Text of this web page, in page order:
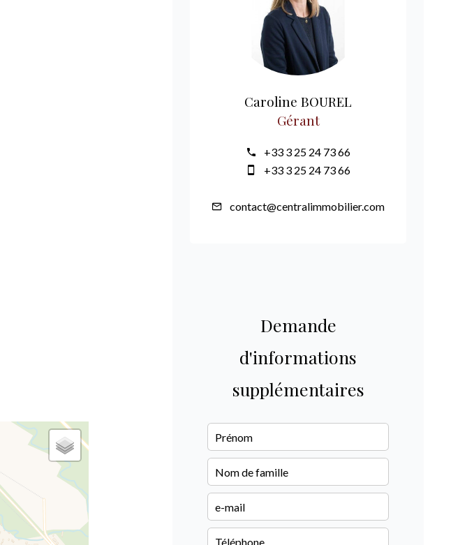
Caroline BOUREL
Gérant
+33 3 25 24 73 66
+33 3 25 24 73 66
contact@centralimmobilier.com
Demande
d'informations
supplémentaires